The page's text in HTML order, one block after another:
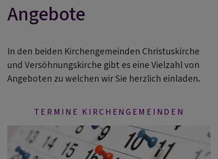
Angebote
In den beiden Kirchengemeinden Christuskirche
und Versöhnungskirche gibt es eine Vielzahl von
Angeboten zu welchen wir Sie herzlich einladen.
TERMINE KIRCHENGEMEINDEN